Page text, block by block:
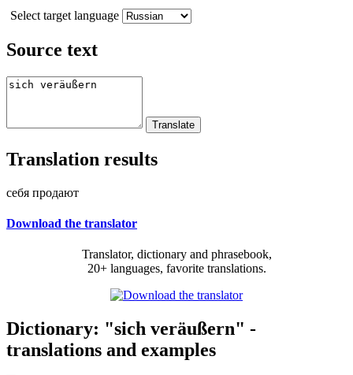
Select target language
Source text
Translation results
себя продают
Download the translator
Translator, dictionary and phrasebook,
20+ languages, favorite translations.
Dictionary: "sich veräußern" -
translations and examples